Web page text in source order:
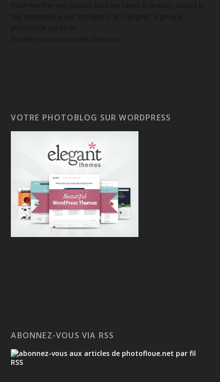
VOTRE PHOTOBLOG SUR WORDPRESS
ABONNEZ-VOUS VIA RSS